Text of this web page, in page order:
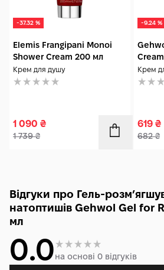
-37.32 %
Elemis Frangipani Monoi
Shower Cream 200 мл
Крем для душу
1 090 ₴
1 739₴
-9.24 %
Крем
619 ₴
682₴
Відгуки про Гель-
натоптишів Gehwol Gel for
мл
0.0на основі 0 відгуків